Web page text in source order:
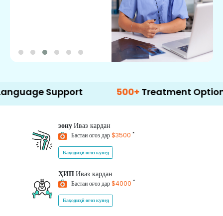
Support 500+ Treatment Options
зонуИваз кардан
Бастаи оғоз дар$3500 *
Баҳодиҳӣ оғоз кунед
ҲИПИваз кардан
Бастаи оғоз дар$4000 *
Баҳодиҳӣ оғоз кунед